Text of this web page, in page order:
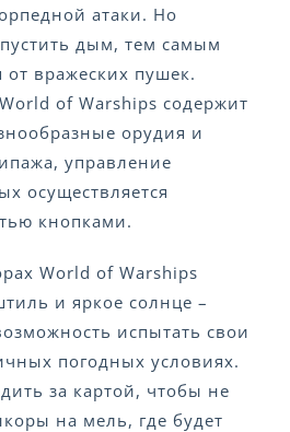
атаки. Но
дым, тем самым
от вражеских пушек.
of Warships содержит
орудия и
управление
осуществляется
кнопками.
World of Warships
и яркое солнце –
испытать свои
погодных условиях.
за картой, чтобы не
на мель, где будет